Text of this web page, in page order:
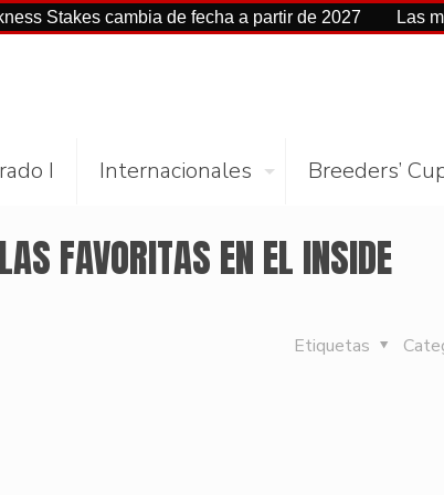
Stakes cambia de fecha a partir de 2027 Las
I Internacionales Breeders’
FAVORITAS EN EL INSIDE
Etiquetas